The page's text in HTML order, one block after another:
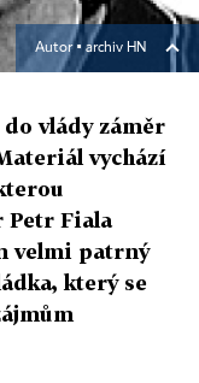
Autor ▪archiv HN
vlády záměr
vychází
Petr Fiala
velmi patrný
který se